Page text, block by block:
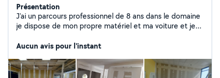
Présentation
J'ai un parcours professionnel de 8 ans dans le domaine
je dispose de mon propre matériel et ma voiture et je
Aucun avis pour l'instant